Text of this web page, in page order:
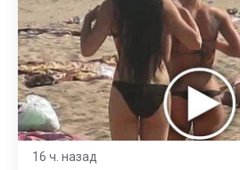
16 ч. назад